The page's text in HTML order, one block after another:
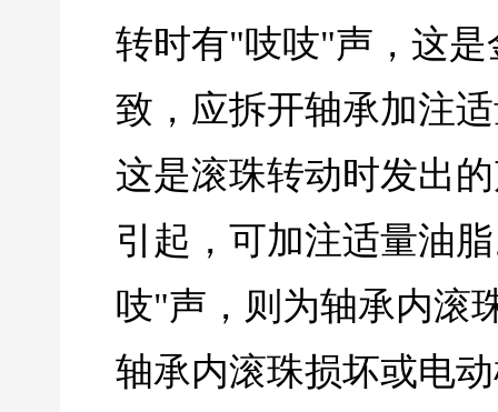
转时有"吱吱"声，这
致，应拆开轴承加注
这是滚珠转动时发出
引起，可加注适量油
吱"声，则为轴承内滚
轴承内滚珠损坏或电